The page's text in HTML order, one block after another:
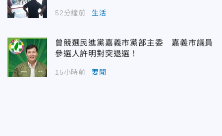
52分鐘前 生活
曾競選民進黨嘉義市黨部主委 嘉義市議員
參選人許明對突退選！
15小時前 要聞